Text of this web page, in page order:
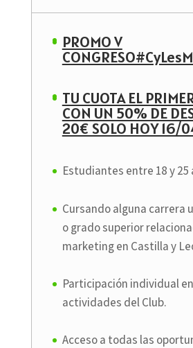
PROMO V
TU CUOTA EL
CON UN 50% DE
20€ SOLO HOY 16/
Estudiantes entre 18 y 25
Cursando alguna carrera
o grado superior
marketing en Castilla y
Participación individual
actividades del Club.
Acceso a todas las